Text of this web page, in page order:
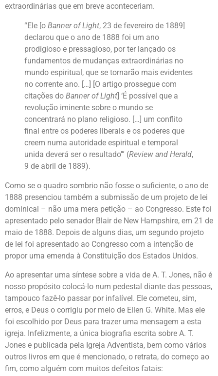
extraordinárias que em breve aconteceriam.
“Ele [o Banner of Light, 23 de fevereiro de 1889]
declarou que o ano de 1888 foi um ano
prodigioso e pressagioso, por ter lançado os
fundamentos de mudanças extraordinárias no
mundo espiritual, que se tornarão mais evidentes
no corrente ano. […] [O artigo prossegue com
citações do Banner of Light ] ‘É possível que a
revolução iminente sobre o mundo se
concentrará no plano religioso. […] um conflito
final entre os poderes liberais e os poderes que
creem numa autoridade espiritual e temporal
unida deverá ser o resultado’” (Review and Herald,
9 de abril de 1889).
Como se o quadro sombrio não fosse o suficiente, o ano de
1888 presenciou também a submissão de um projeto de lei
dominical – não uma mera petição – ao Congresso. Este foi
apresentado pelo senador Blair de New Hampshire, em 21 de
maio de 1888. Depois de alguns dias, um segundo projeto
de lei foi apresentado ao Congresso com a intenção de
propor uma emenda à Constituição dos Estados Unidos.
Ao apresentar uma síntese sobre a vida de A. T. Jones, não é
nosso propósito colocá-lo num pedestal diante das pessoas,
tampouco fazê-lo passar por infalível. Ele cometeu, sim,
erros, e Deus o corrigiu por meio de Ellen G. White. Mas ele
foi escolhido por Deus para trazer uma mensagem a esta
igreja. Infelizmente, a única biografia escrita sobre A. T.
Jones e publicada pela Igreja Adventista, bem como vários
outros livros em que é mencionado, o retrata, do começo ao
fim, como alguém com muitos defeitos fatais: